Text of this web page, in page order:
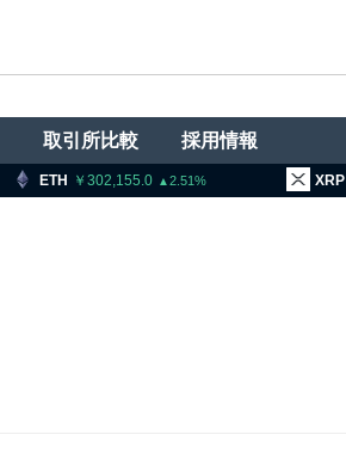
取引所比較 採用情報
ETH 302,155.0 2.51 XRP